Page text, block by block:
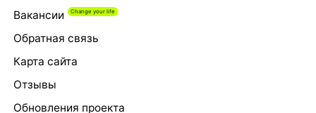
Вакансии
Обратная связь
Карта сайта
Отзывы
Обновления проекта